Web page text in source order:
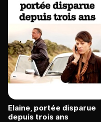
Elaine, portée disparue
depuis trois ans